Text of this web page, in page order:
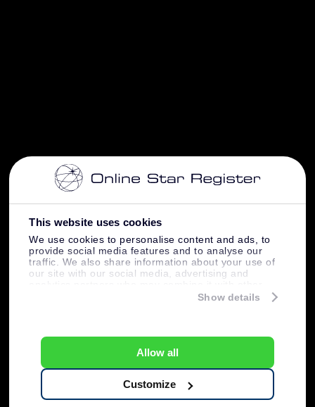
This website uses cookies
We use cookies to personalise content and ads, to
provide social media features and to analyse our
traffic. We also share information about your use of
our site with our social media, advertising and
information that you’ve provided to them or that
Show details
Allow all
Customize